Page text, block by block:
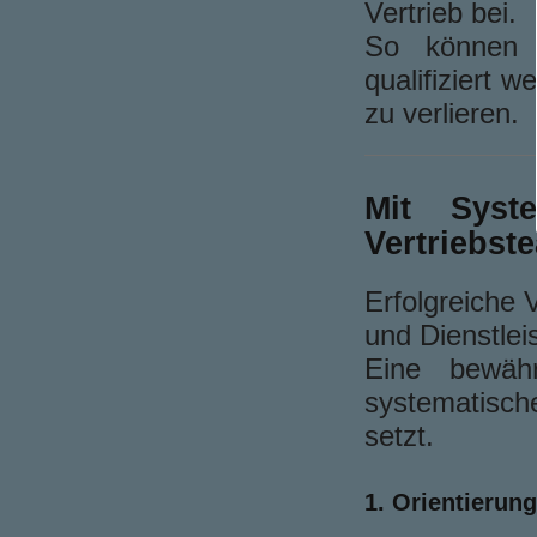
Vertrieb bei.
So können
qualifiziert
zu verlieren.
Mit
Erfolgreiche
und
Eine
setzt.
1.